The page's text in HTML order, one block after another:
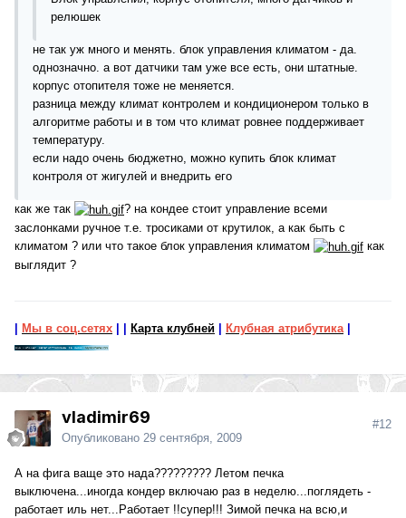
релюшек
не так уж много и менять. блок управления климатом - да.
однозначно. а вот датчики там уже все есть, они штатные.
корпус отопителя тоже не меняется.
разница между климат контролем и кондиционером только в
алгоритме работы и в том что климат ровнее поддерживает
температуру.
если надо очень бюджетно, можно купить блок климат
контроля от жигулей и внедрить его
как же так
? на кондее стоит управление всеми
заслонками ручное т.е. тросиками от крутилок, а как быть с
климатом ? или что такое блок управления климатом
как
выглядит ?
Мы в соц.сетях Карта клубней Клубная атрибутика|
vladimir69
Опубликовано 29 сентября, 2009
#12
А на фига ваще это нада????????? Летом печка
выключена...иногда кондер включаю раз в неделю...поглядеть -
работает иль нет...Работает !!супер!!! Зимой печка на всю,и